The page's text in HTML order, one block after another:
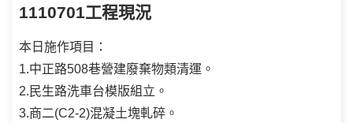
1110701工程現況
本日施作項目：
1.中正路508巷營建廢棄物類清運。
2.民生路洗車台模版組立。
3.商二(C2-2)混凝土塊軋碎。